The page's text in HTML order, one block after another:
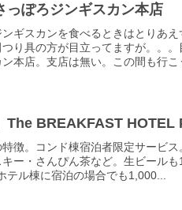
っぽろジンギスカン本店
ギスカンを食べるときはとりあ
り具の方が目立ってますが。。
本店。支店は無い。この間も行
The BREAKFAST
特徴。コンド棟宿泊者限定サービ
ー・さんぴん茶など。生ビール
テル棟に宿泊の場合でも1,000...